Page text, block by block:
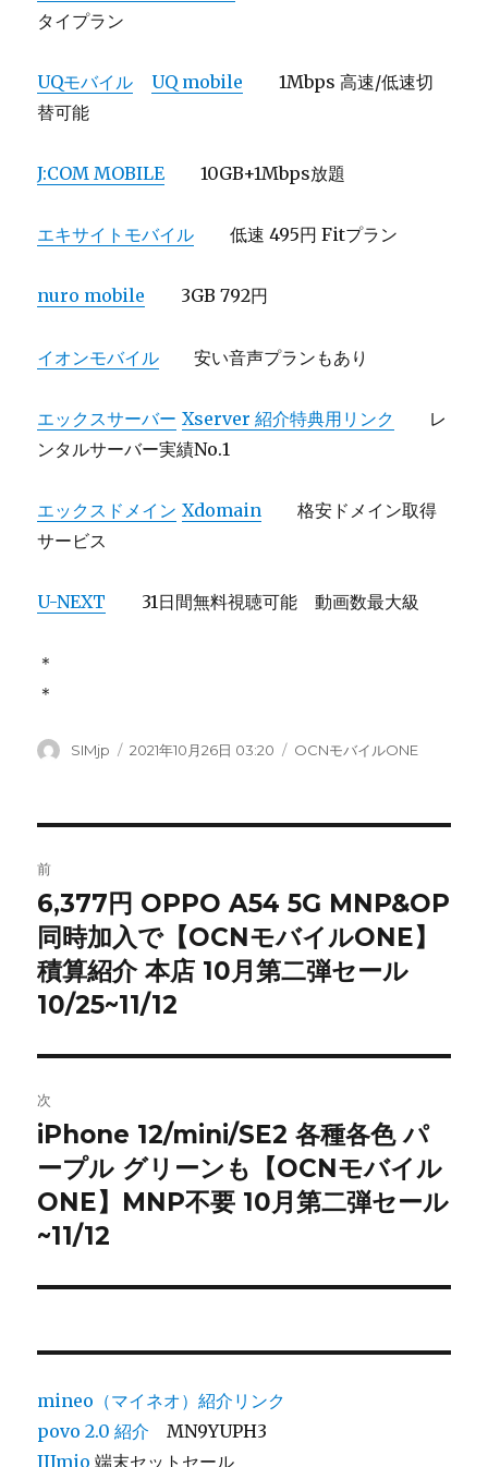
タイプラン
UQモバイル UQ mobile
1Mbps 高速/低速切
替可能
J:COM MOBILE 10GB+1Mbps放題
エキサイトモバイル 低速 495円 Fitプラン
nuro mobile 3GB 792円
イオンモバイル 安い音声プランもあり
エックスサーバー Xserver 紹介特典用リンク
レ
ンタルサーバー実績No.1
エックスドメイン Xdomain
格安ドメイン取得
サービス
U-NEXT 31日間無料視聴可能 動画数最大級
＊
＊
投
SIMjp
投
2021年10月26日 03:20
カ
OCNモバイルONE
稿
ナ
ビ
シ
ョ
ン
前
前
の
投
稿:
6,377円 OPPO A54 5G MNP&OP
同時加入で【OCNモバイルONE】
積算紹介 本店 10月第二弾セール
10/25~11/12
次
次
の
投
稿:
iPhone 12/mini/SE2 各種各色 パ
ープル グリーンも【OCNモバイル
ONE】MNP不要 10月第二弾セール
~11/12
mineo（マイネオ）紹介リンク
povo 2.0 紹介 MN9YUPH3
IIJmio 端末セットセール